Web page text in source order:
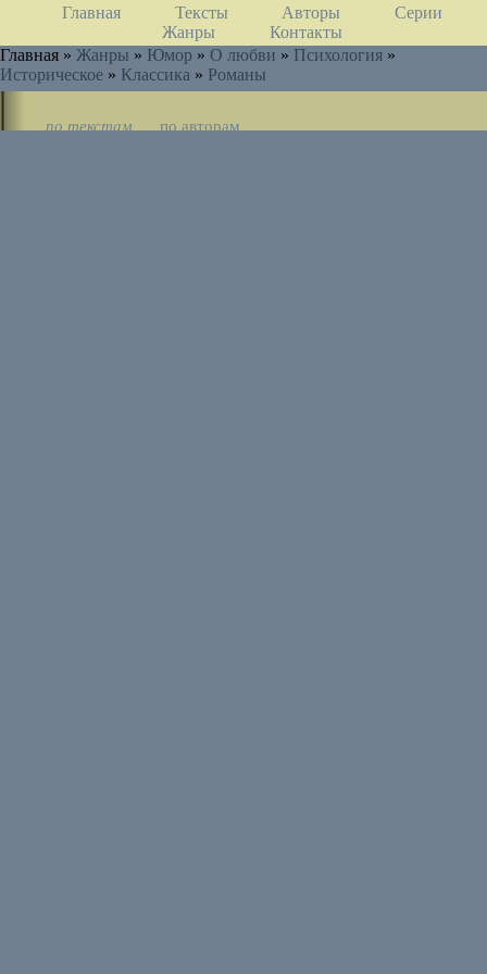
Главная Тексты Авторы
Серии
Жанры
Контакты
Главная » Жанры » Юмор » О любви » Психология »
Историческое » Классика » Романы
по текстам
по авторам